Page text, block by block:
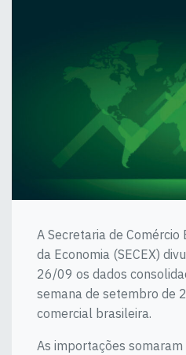
A Secretaria de
da Economia (SECEX)
26/09 os dados
semana de setembro de
comercial brasileira.
As importações